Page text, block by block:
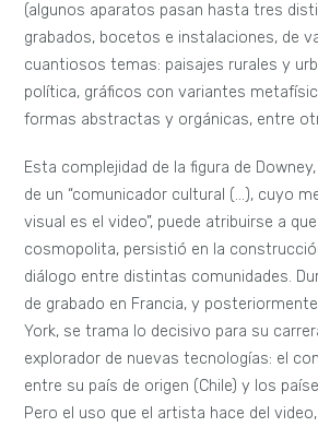
(algunos aparatos pasan hasta tres
grabados, bocetos e instalaciones, de
cuantiosos temas: paisajes rurales y
política, gráficos con variantes
formas abstractas y orgánicas, entre
Esta complejidad de la figura de
de un “comunicador cultural (…), cuyo
visual es el video”, puede atribuirse a
cosmopolita, persistió en la
diálogo entre distintas comunidades.
de grabado en Francia, y
York, se trama lo decisivo para su
explorador de nuevas tecnologías: el
entre su país de origen (Chile) y los
Pero el uso que el artista hace del